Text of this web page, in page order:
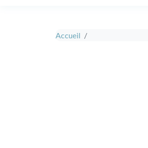
Accueil